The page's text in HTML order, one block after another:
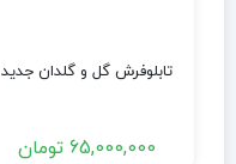
تابلوفرش گل و گلدان جدید
65,000,000 تومان